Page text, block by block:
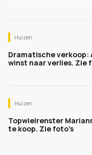
Huizen
Dramatische verkoop:
winst naar verlies. Zie
Huizen
Topwielrenster
te koop. Zie foto's